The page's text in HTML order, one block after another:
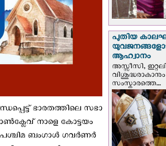
ഭാരതത്തിലെ സഭാ
നാളെ കോട്ടയം
പശ്ചിമ ബംഗാൾ ഗവർണർ
പുതിയ
ആഹ്വാനം
അസ്സീസി,
സംസ്കാരത്തെ...